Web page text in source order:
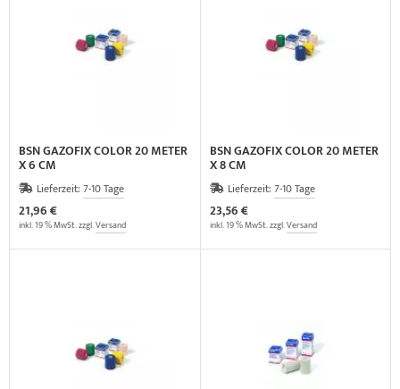
BSN GAZOFIX COLOR 20 METER
X 6 CM
Lieferzeit: 7-10 Tage
21,96 €
inkl. 19 % MwSt. zzgl.Versand
BSN GAZOFIX COLOR 20 METER
X 8 CM
Lieferzeit: 7-10 Tage
23,56 €
inkl. 19 % MwSt. zzgl.Versand
Elasko (NEU IM SORTIMENT)
& Zubehör
Vertikalzug